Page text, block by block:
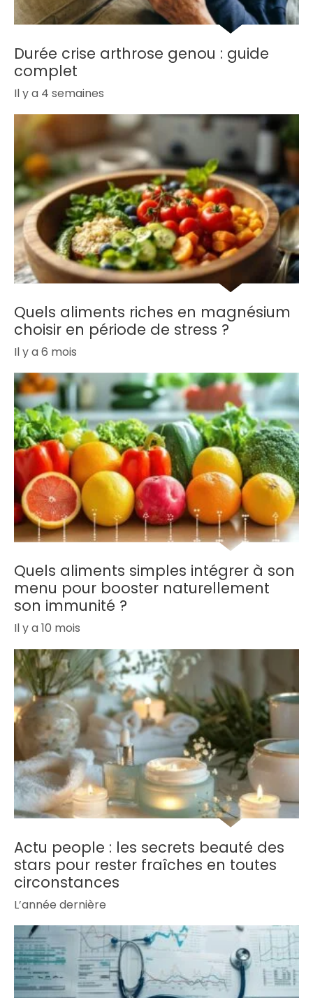
Durée crise arthrose genou : guide
complet
Il y a 4 semaines
Quels aliments riches en magnésium
choisir en période de stress ?
Il y a 6 mois
Quels aliments simples intégrer à son
menu pour booster naturellement
son immunité ?
Il y a 10 mois
Actu people : les secrets beauté des
stars pour rester fraîches en toutes
circonstances
L’année dernière